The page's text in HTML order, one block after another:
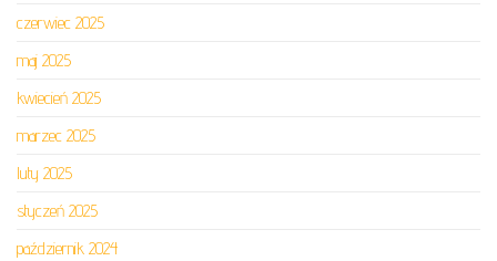
czerwiec 2025
maj 2025
kwiecień 2025
marzec 2025
luty 2025
styczeń 2025
październik 2024